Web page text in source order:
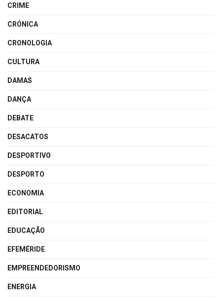
CRIME
CRÓNICA
CRONOLOGIA
CULTURA
DAMAS
DANÇA
DEBATE
DESACATOS
DESPORTIVO
DESPORTO
ECONOMIA
EDITORIAL
EDUCAÇÃO
EFEMÉRIDE
EMPREENDEDORISMO
ENERGIA